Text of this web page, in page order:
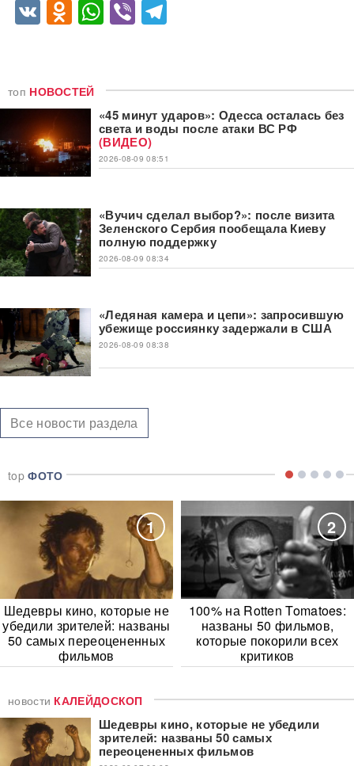
VKOdnoklassniki
WhatsApp
Viber
топ НОВОСТЕЙ
«45 минут ударов»: Одесса осталась без
света и воды после атаки ВС РФ
(ВИДЕО)
2026-08-09 08:51
«Вучич сделал выбор?»: после визита
Зеленского Сербия пообещала Киеву
полную поддержку
2026-08-09 08:34
«Ледяная камера и цепи»: запросившую
убежище россиянку задержали в США
2026-08-09 08:38
Все новости раздела
topФОТО
1
Шедевры кино, которые не
убедили зрителей: названы
50 самых переоцененных
фильмов
2
100% на Rotten Tomatoes:
названы 50 фильмов,
которые покорили всех
критиков
новости КАЛЕЙДОСКОП
Шедевры кино, которые не убедили
зрителей: названы 50 самых
переоцененных фильмов